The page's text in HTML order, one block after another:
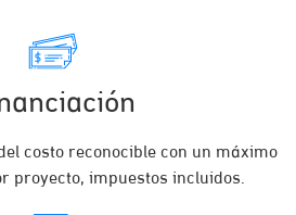
costo reconocible con un máximo
proyecto, impuestos incluidos.